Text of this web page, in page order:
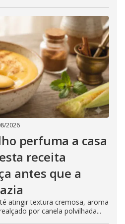
2026
perfuma a casa
receita
antes que a
atingir textura cremosa, aroma
por canela polvilhada...